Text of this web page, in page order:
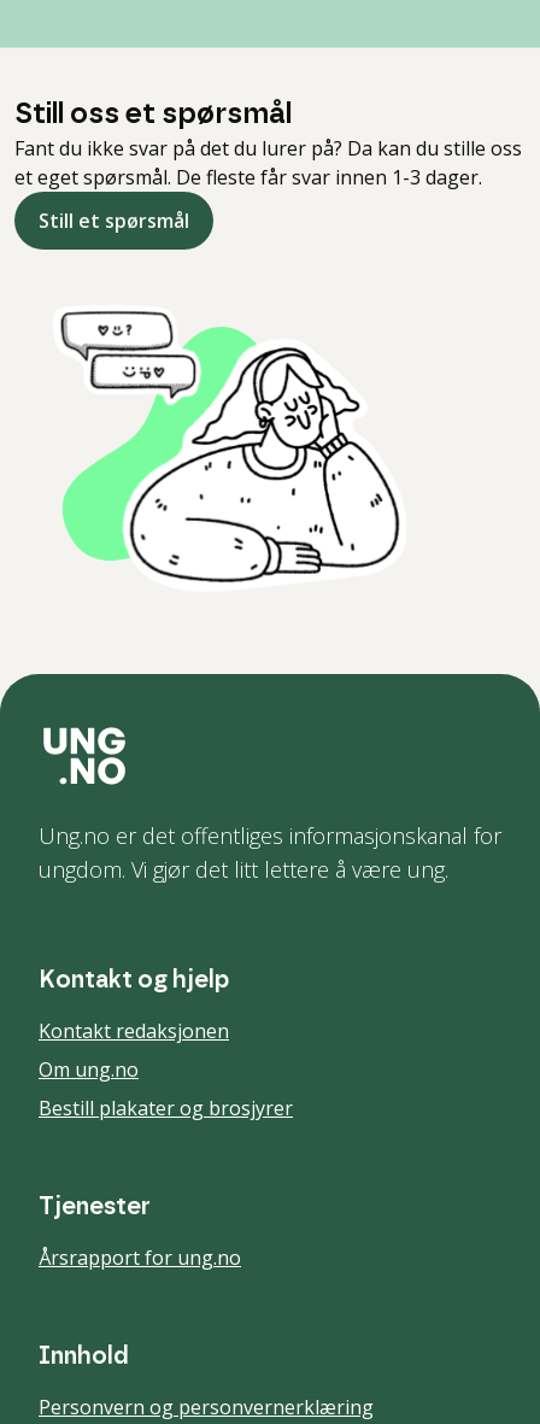
Still oss et spørsmål
Fant du ikke svar på det du lurer på? Da kan du stille oss
et eget spørsmål. De fleste får svar innen 1-3 dager.
Still et spørsmål
Ung.no er det offentliges informasjonskanal for
ungdom. Vi gjør det litt lettere å være ung.
Kontakt og hjelp
Kontakt redaksjonen
Om ung.no
Bestill plakater og brosjyrer
Tjenester
Årsrapport for ung.no
Innhold
Personvern og personvernerklæring